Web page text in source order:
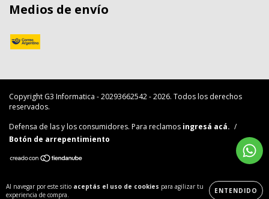
Al navegar por este sitio aceptás el uso de cookies para agilizar tu
experiencia de compra.
ENTENDIDO
Medios de envío
Copyright G3 Informatica - 20293662542 - 2026. Todos los derechos
reservados.
Defensa de las y los consumidores. Para reclamos ingresá acá. /
Botón de arrepentimiento